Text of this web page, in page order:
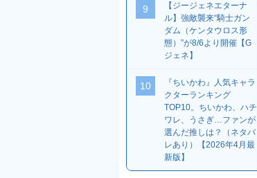
9
【ジージェネエターナ
ル】強敵襲来“騎士ガン
ダム（ケンタウロス形
態）”が8/6より開催【G
ジェネ】
10
『ちいかわ』人気キャラ
クターランキング
TOP10。ちいかわ、ハチ
ワレ、うさぎ…ファンが
選んだ推しは？（ネタバ
レあり）【2026年4月最
新版】